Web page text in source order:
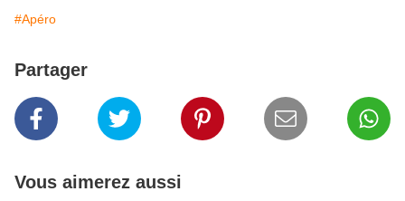
#Apéro
Partager
Vous aimerez aussi